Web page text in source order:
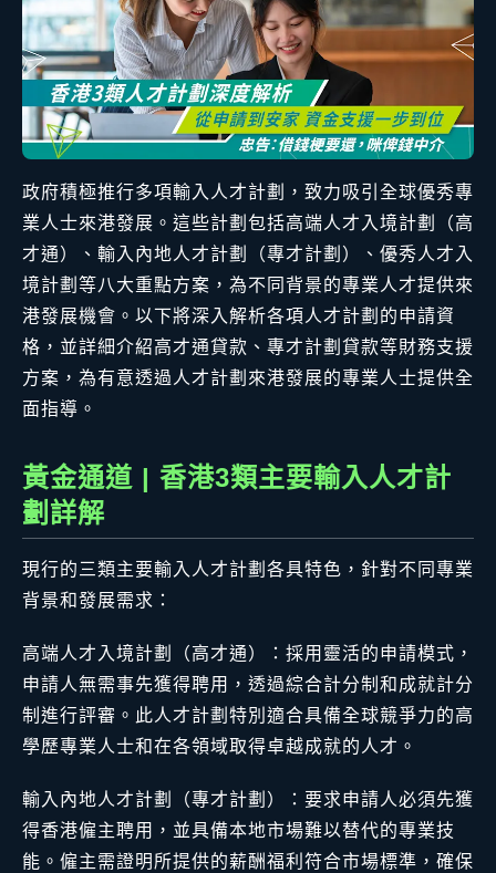
政府積極推行多項輸入人才計劃，致力吸引全球優秀專
業人士來港發展。這些計劃包括高端人才入境計劃（高
才通）、輸入內地人才計劃（專才計劃）、優秀人才入
境計劃等八大重點方案，為不同背景的專業人才提供來
港發展機會。以下將深入解析各項人才計劃的申請資
格，並詳細介紹高才通貸款、專才計劃貸款等財務支援
方案，為有意透過人才計劃來港發展的專業人士提供全
面指導。
黃金通道 | 香港3類主要輸入人才計
劃詳解
現行的三類主要輸入人才計劃各具特色，針對不同專業
背景和發展需求：
高端人才入境計劃（高才通）：採用靈活的申請模式，
申請人無需事先獲得聘用，透過綜合計分制和成就計分
制進行評審。此人才計劃特別適合具備全球競爭力的高
學歷專業人士和在各領域取得卓越成就的人才。
輸入內地人才計劃（專才計劃）：要求申請人必須先獲
得香港僱主聘用，並具備本地市場難以替代的專業技
能。僱主需證明所提供的薪酬福利符合市場標準，確保